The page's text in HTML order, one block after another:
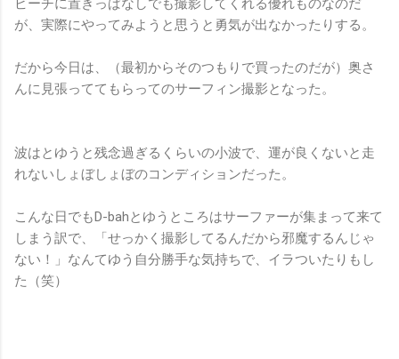
ビーチに置きっぱなしでも撮影してくれる優れものなのだ
が、実際にやってみようと思うと勇気が出なかったりする。
だから今日は、（最初からそのつもりで買ったのだが）奥さ
んに見張っててもらってのサーフィン撮影となった。
波はとゆうと残念過ぎるくらいの小波で、運が良くないと走
れないしょぼしょぼのコンディションだった。
こんな日でもD-bahとゆうところはサーファーが集まって来て
しまう訳で、「せっかく撮影してるんだから邪魔するんじゃ
ない！」なんてゆう自分勝手な気持ちで、イラついたりもし
た（笑）